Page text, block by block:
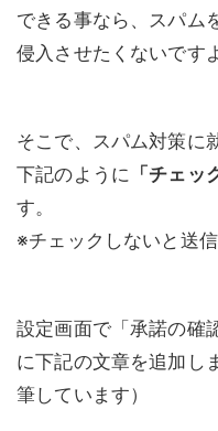
できる事なら、スパム
侵入させたくないです
そこで、スパム対策に
下記のように 「チェ
す。
※チェックしないと送
設定画面で「承諾の確
に下記の文章を追加し
筆しています）